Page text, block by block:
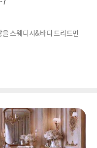
스웨디시&바디 트리트먼